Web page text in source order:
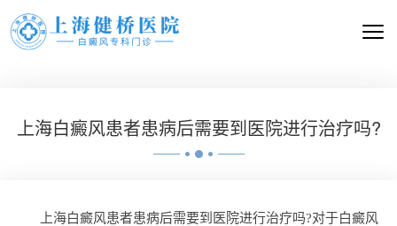
上海白癜风患者患病后需要到医院进行治疗吗?
上海白癜风患者患病后需要到医院进行治疗吗?对于白癜风